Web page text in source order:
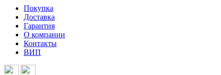
Покупка
Доставка
Гарантия
О компании
Контакты
ВИП